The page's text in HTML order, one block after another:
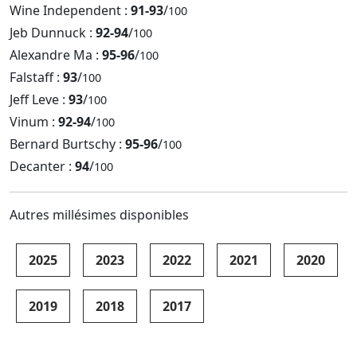
Wine Independent : 91-93/100
Jeb Dunnuck : 92-94/100
Alexandre Ma : 95-96/100
Falstaff : 93/100
Jeff Leve : 93/100
Vinum : 92-94/100
Bernard Burtschy : 95-96/100
Decanter : 94/100
Autres millésimes disponibles
2025 2023 2022 2021 2020
2019 2018 2017